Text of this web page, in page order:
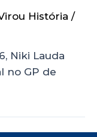
História /
Niki Lauda
no GP de